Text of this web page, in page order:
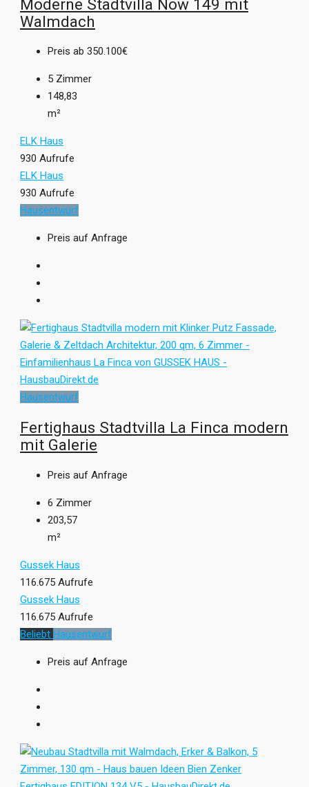
Moderne Stadtvilla Now 149 mit
Walmdach
Preis ab 350.100€
5 Zimmer
148,83
m²
ELK Haus
930 Aufrufe
ELK Haus
930 Aufrufe
Hausentwurf
Preis auf Anfrage
Hausentwurf
Fertighaus Stadtvilla La Finca modern
mit Galerie
Preis auf Anfrage
6 Zimmer
203,57
m²
Gussek Haus
116.675 Aufrufe
Gussek Haus
116.675 Aufrufe
Beliebt Hausentwurf
Preis auf Anfrage